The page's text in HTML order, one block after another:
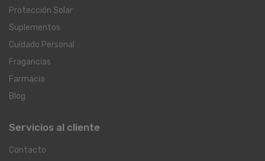
Protección Solar
Suplementos
Cuidado Personal
Fragancias
Farmacia
Blog
Servicios al cliente
Contacto